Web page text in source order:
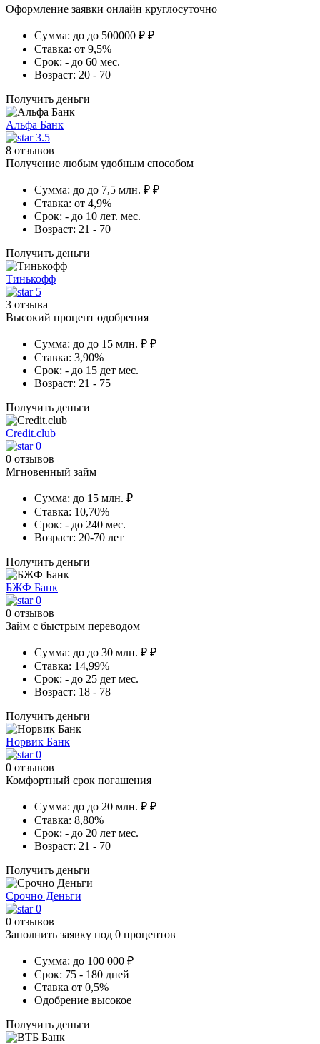
Оформление заявки онлайн круглосуточно
Сумма: до до 500000 ₽ ₽
Ставка: от 9,5%
Срок: - до 60 мес.
Возраст: 20 - 70
Получить деньги
Альфа Банк
3.5
8 отзывов
Получение любым удобным способом
Сумма: до до 7,5 млн. ₽ ₽
Ставка: от 4,9%
Срок: - до 10 лет. мес.
Возраст: 21 - 70
Получить деньги
Тинькофф
5
3 отзыва
Высокий процент одобрения
Сумма: до до 15 млн. ₽ ₽
Ставка: 3,90%
Срок: - до 15 дет мес.
Возраст: 21 - 75
Получить деньги
Credit.club
0
0 отзывов
Мгновенный займ
Сумма: до 15 млн. ₽
Ставка: 10,70%
Срок: - до 240 мес.
Возраст: 20-70 лет
Получить деньги
БЖФ Банк
0
0 отзывов
Займ с быстрым переводом
Сумма: до до 30 млн. ₽ ₽
Ставка: 14,99%
Срок: - до 25 дет мес.
Возраст: 18 - 78
Получить деньги
Норвик Банк
0
0 отзывов
Комфортный срок погашения
Сумма: до до 20 млн. ₽ ₽
Ставка: 8,80%
Срок: - до 20 лет мес.
Возраст: 21 - 70
Получить деньги
Срочно Деньги
0
0 отзывов
Заполнить заявку под 0 процентов
Сумма: до 100 000 ₽
Срок: 75 - 180 дней
Ставка от 0,5%
Одобрение высокое
Получить деньги